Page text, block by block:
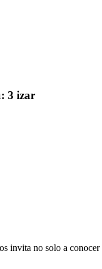
3 izar
invita no solo a